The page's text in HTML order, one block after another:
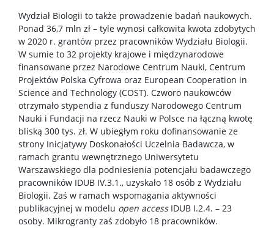
Wydział Biologii to także prowadzenie badań naukowych.
Ponad 36,7 mln zł – tyle wynosi całkowita kwota zdobytych
w 2020 r. grantów przez pracowników Wydziału Biologii.
W sumie to 32 projekty krajowe i międzynarodowe
finansowane przez Narodowe Centrum Nauki, Centrum
Projektów Polska Cyfrowa oraz European Cooperation in
Science and Technology (COST). Czworo naukowców
otrzymało stypendia z funduszy Narodowego Centrum
Nauki i Fundacji na rzecz Nauki w Polsce na łączną kwotę
bliską 300 tys. zł. W ubiegłym roku dofinansowanie ze
strony Inicjatywy Doskonałości Uczelnia Badawcza, w
ramach grantu wewnętrznego Uniwersytetu
Warszawskiego dla podniesienia potencjału badawczego
pracowników IDUB IV.3.1., uzyskało 18 osób z Wydziału
Biologii. Zaś w ramach wspomagania aktywności
publikacyjnej w modelu open accessIDUB I.2.4. – 23
osoby. Mikrogranty zaś zdobyło 18 pracowników.